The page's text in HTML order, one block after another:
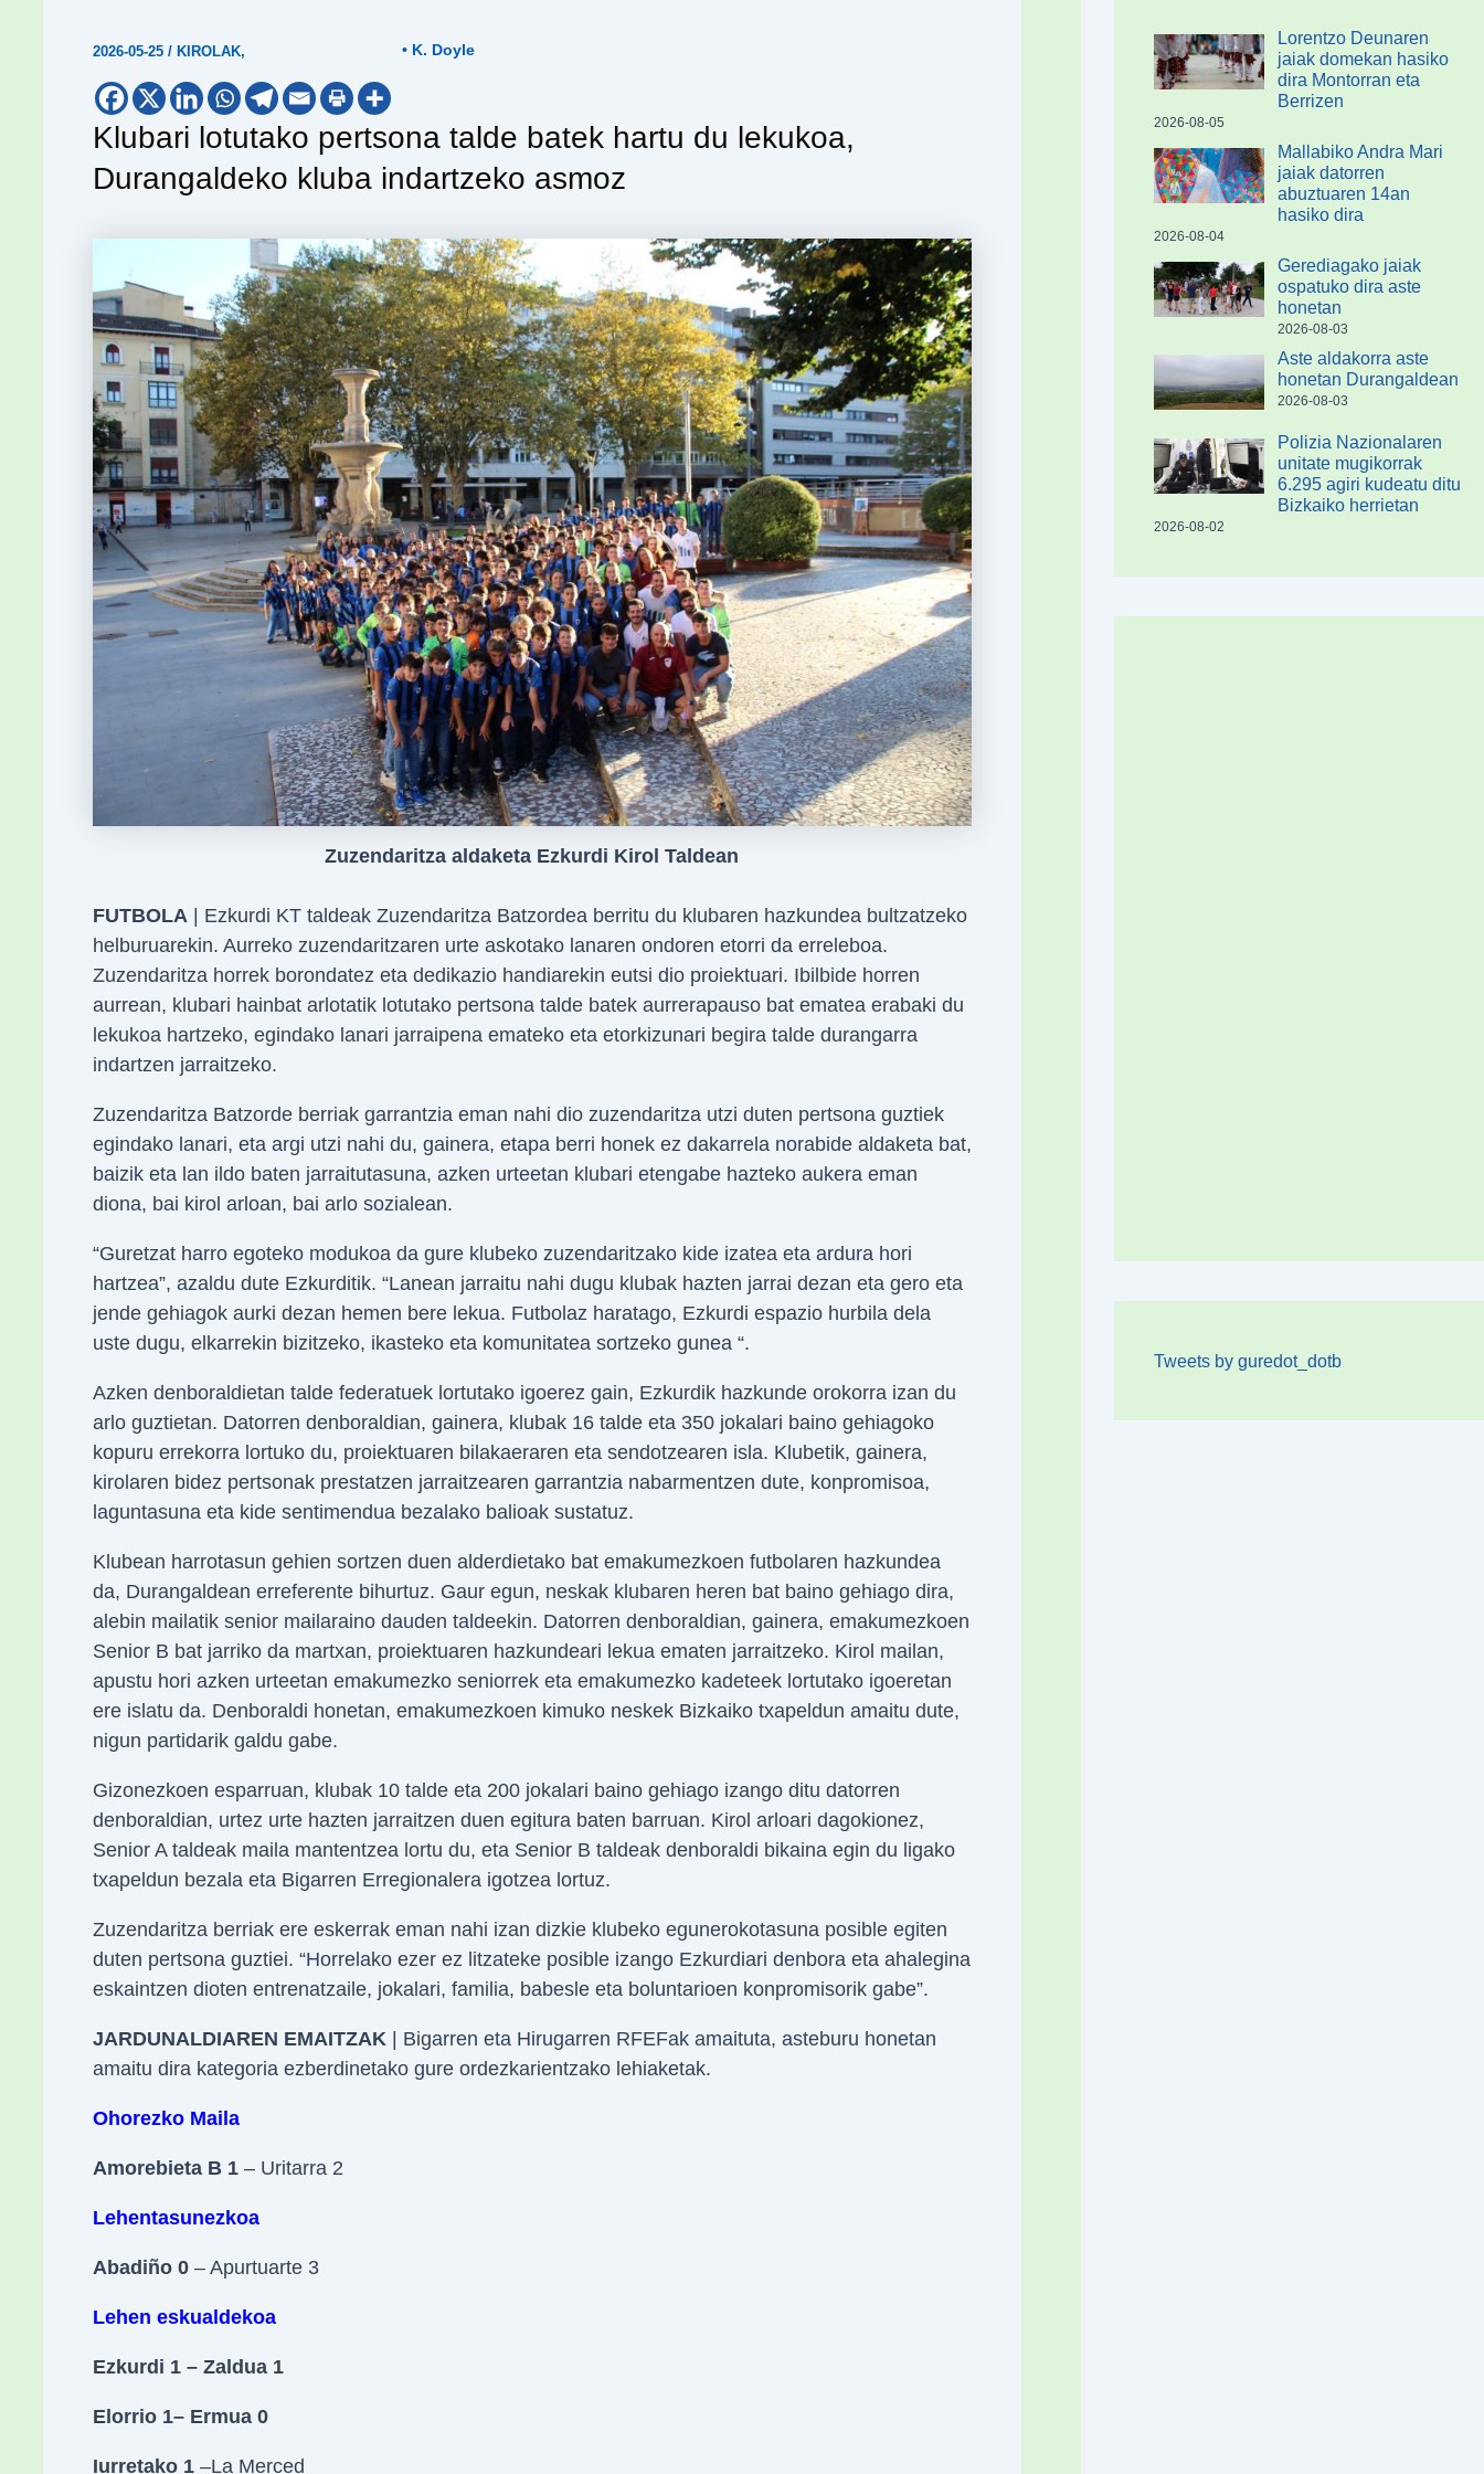
2026-05-25 / KIROLAK, • K. Doyle
Klubari lotutako pertsona talde batek hartu du lekukoa,
Durangaldeko kluba indartzeko asmoz
Zuzendaritza aldaketa Ezkurdi Kirol Taldean
FUTBOLA| Ezkurdi KT taldeak Zuzendaritza Batzordea berritu du klubaren hazkundea bultzatzeko
helburuarekin. Aurreko zuzendaritzaren urte askotako lanaren ondoren etorri da erreleboa.
Zuzendaritza horrek borondatez eta dedikazio handiarekin eutsi dio proiektuari. Ibilbide horren
aurrean, klubari hainbat arlotatik lotutako pertsona talde batek aurrerapauso bat ematea erabaki du
lekukoa hartzeko, egindako lanari jarraipena emateko eta etorkizunari begira talde durangarra
indartzen jarraitzeko.
Zuzendaritza Batzorde berriak garrantzia eman nahi dio zuzendaritza utzi duten pertsona guztiek
egindako lanari, eta argi utzi nahi du, gainera, etapa berri honek ez dakarrela norabide aldaketa bat,
baizik eta lan ildo baten jarraitutasuna, azken urteetan klubari etengabe hazteko aukera eman
diona, bai kirol arloan, bai arlo sozialean.
“Guretzat harro egoteko modukoa da gure klubeko zuzendaritzako kide izatea eta ardura hori
hartzea”, azaldu dute Ezkurditik. “Lanean jarraitu nahi dugu klubak hazten jarrai dezan eta gero eta
jende gehiagok aurki dezan hemen bere lekua. Futbolaz haratago, Ezkurdi espazio hurbila dela
uste dugu, elkarrekin bizitzeko, ikasteko eta komunitatea sortzeko gunea “.
Azken denboraldietan talde federatuek lortutako igoerez gain, Ezkurdik hazkunde orokorra izan du
arlo guztietan. Datorren denboraldian, gainera, klubak 16 talde eta 350 jokalari baino gehiagoko
kopuru errekorra lortuko du, proiektuaren bilakaeraren eta sendotzearen isla. Klubetik, gainera,
kirolaren bidez pertsonak prestatzen jarraitzearen garrantzia nabarmentzen dute, konpromisoa,
laguntasuna eta kide sentimendua bezalako balioak sustatuz.
Klubean harrotasun gehien sortzen duen alderdietako bat emakumezkoen futbolaren hazkundea
da, Durangaldean erreferente bihurtuz. Gaur egun, neskak klubaren heren bat baino gehiago dira,
alebin mailatik senior mailaraino dauden taldeekin. Datorren denboraldian, gainera, emakumezkoen
Senior B bat jarriko da martxan, proiektuaren hazkundeari lekua ematen jarraitzeko. Kirol mailan,
apustu hori azken urteetan emakumezko seniorrek eta emakumezko kadeteek lortutako igoeretan
ere islatu da. Denboraldi honetan, emakumezkoen kimuko neskek Bizkaiko txapeldun amaitu dute,
nigun partidarik galdu gabe.
Gizonezkoen esparruan, klubak 10 talde eta 200 jokalari baino gehiago izango ditu datorren
denboraldian, urtez urte hazten jarraitzen duen egitura baten barruan. Kirol arloari dagokionez,
Senior A taldeak maila mantentzea lortu du, eta Senior B taldeak denboraldi bikaina egin du ligako
txapeldun bezala eta Bigarren Erregionalera igotzea lortuz.
Zuzendaritza berriak ere eskerrak eman nahi izan dizkie klubeko egunerokotasuna posible egiten
duten pertsona guztiei. “Horrelako ezer ez litzateke posible izango Ezkurdiari denbora eta ahalegina
eskaintzen dioten entrenatzaile, jokalari, familia, babesle eta boluntarioen konpromisorik gabe”.
JARDUNALDIAREN EMAITZAK| Bigarren eta Hirugarren RFEFak amaituta, asteburu honetan
amaitu dira kategoria ezberdinetako gure ordezkarientzako lehiaketak.
Ohorezko Maila
Amorebieta B 1– Uritarra 2
Lehentasunezkoa
Abadiño 0– Apurtuarte 3
Lehen eskualdekoa
Ezkurdi 1 – Zaldua 1
Elorrio 1– Ermua 0
Iurretako 1–La Merced
Lorentzo Deunaren
jaiak domekan hasiko
dira Montorran eta
Berrizen
2026-08-05
Mallabiko Andra Mari
jaiak datorren
abuztuaren 14an
hasiko dira
2026-08-04
Gerediagako jaiak
ospatuko dira aste
honetan
2026-08-03
Aste aldakorra aste
honetan Durangaldean
2026-08-03
Polizia Nazionalaren
unitate mugikorrak
6.295 agiri kudeatu ditu
Bizkaiko herrietan
2026-08-02
Tweets by guredot_dotb